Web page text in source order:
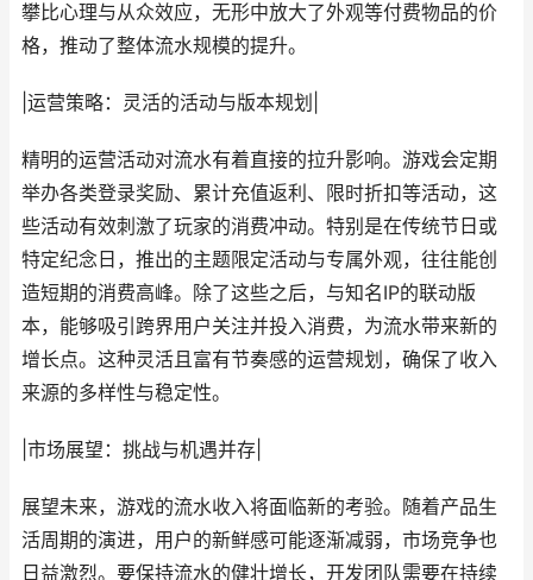
攀比心理与从众效应，无形中放大了外观等付费物品的价
格，推动了整体流水规模的提升。
|运营策略：灵活的活动与版本规划|
精明的运营活动对流水有着直接的拉升影响。游戏会定期
举办各类登录奖励、累计充值返利、限时折扣等活动，这
些活动有效刺激了玩家的消费冲动。特别是在传统节日或
特定纪念日，推出的主题限定活动与专属外观，往往能创
造短期的消费高峰。除了这些之后，与知名IP的联动版
本，能够吸引跨界用户关注并投入消费，为流水带来新的
增长点。这种灵活且富有节奏感的运营规划，确保了收入
来源的多样性与稳定性。
|市场展望：挑战与机遇并存|
展望未来，游戏的流水收入将面临新的考验。随着产品生
活周期的演进，用户的新鲜感可能逐渐减弱，市场竞争也
日益激烈。要保持流水的健壮增长，开发团队需要在持续